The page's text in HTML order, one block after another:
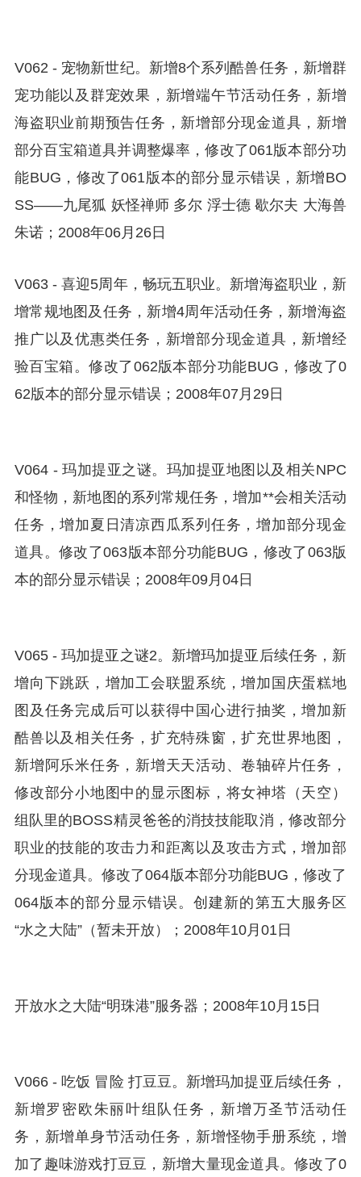
V062 - 宠物新世纪。新增8个系列酷兽任务，新增群
宠功能以及群宠效果，新增端午节活动任务，新增
海盗职业前期预告任务，新增部分现金道具，新增
部分百宝箱道具并调整爆率，修改了061版本部分功
能BUG，修改了061版本的部分显示错误，新增BO
SS——九尾狐 妖怪禅师 多尔 浮士德 歇尔夫 大海兽
朱诺；2008年06月26日
V063 - 喜迎5周年，畅玩五职业。新增海盗职业，新
增常规地图及任务，新增4周年活动任务，新增海盗
推广以及优惠类任务，新增部分现金道具，新增经
验百宝箱。修改了062版本部分功能BUG，修改了0
62版本的部分显示错误；2008年07月29日
V064 - 玛加提亚之谜。玛加提亚地图以及相关NPC
和怪物，新地图的系列常规任务，增加**会相关活动
任务，增加夏日清凉西瓜系列任务，增加部分现金
道具。修改了063版本部分功能BUG，修改了063版
本的部分显示错误；2008年09月04日
V065 - 玛加提亚之谜2。新增玛加提亚后续任务，新
增向下跳跃，增加工会联盟系统，增加国庆蛋糕地
图及任务完成后可以获得中国心进行抽奖，增加新
酷兽以及相关任务，扩充特殊窗，扩充世界地图，
新增阿乐米任务，新增天天活动、卷轴碎片任务，
修改部分小地图中的显示图标，将女神塔（天空）
组队里的BOSS精灵爸爸的消技技能取消，修改部分
职业的技能的攻击力和距离以及攻击方式，增加部
分现金道具。修改了064版本部分功能BUG，修改了
064版本的部分显示错误。创建新的第五大服务区
“水之大陆”（暂未开放）；2008年10月01日
开放水之大陆“明珠港”服务器；2008年10月15日
V066 - 吃饭 冒险 打豆豆。新增玛加提亚后续任务，
新增罗密欧朱丽叶组队任务，新增万圣节活动任
务，新增单身节活动任务，新增怪物手册系统，增
加了趣味游戏打豆豆，新增大量现金道具。修改了0